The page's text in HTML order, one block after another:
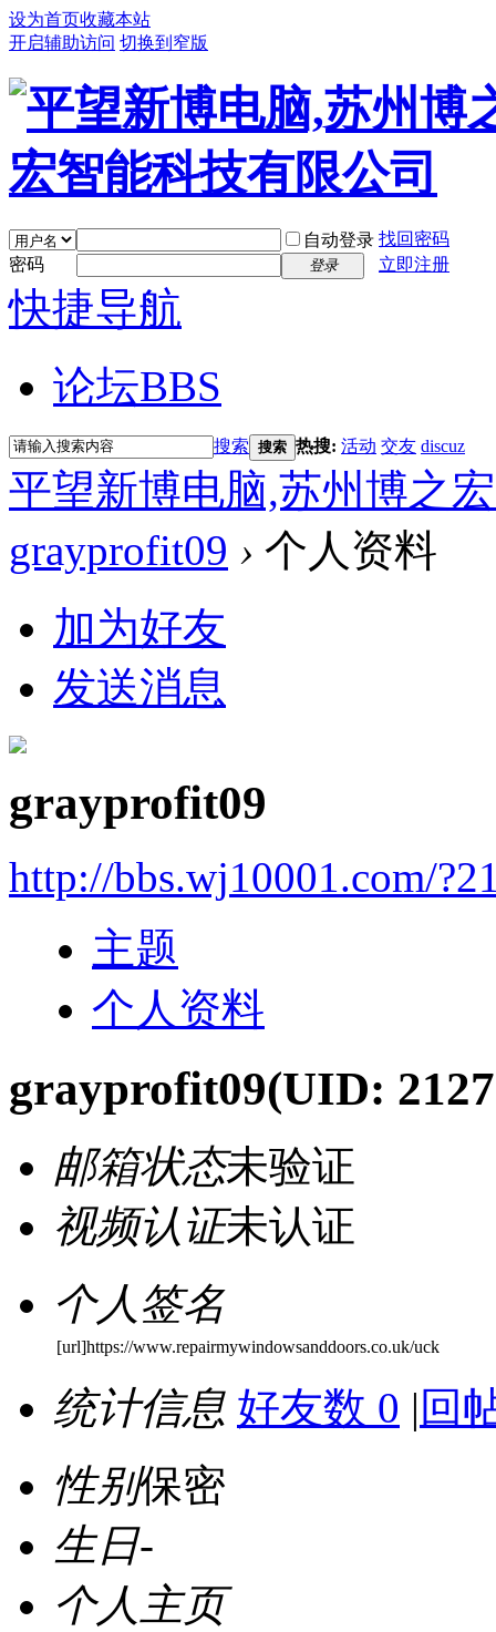
设为首页收藏本站
开启辅助访问 切换到窄版
自动登录 找回密码
密码
登录 立即注册
快捷导航
论坛BBS
搜索 搜索 热搜: 活动 交友 discuz
平望新博电脑,苏州博之
grayprofit09 › 个人资料
加为好友
发送消息
grayprofit09
http://bbs.wj10001.com/
主题
个人资料
grayprofit09(UID:
邮箱状态未验证
视频认证未认证
个人签名
[url]https://www.repairmywindowsanddoors.co.uk/uck
统计信息 好友数 0 | 回
性别保密
生日-
个人主页